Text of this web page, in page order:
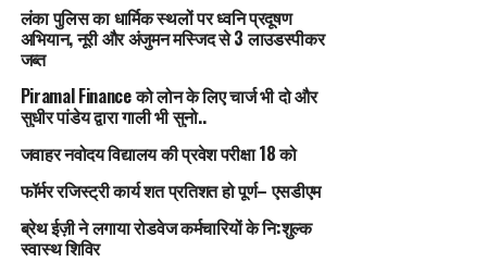
लंका पुलिस का धार्मिक स्थलों पर ध्वनि प्रदूषण
अभियान, नूरी और अंजुमन मस्जिद से 3 लाउडस्पीकर
जब्त
Piramal Finance को लोन के लिए चार्ज भी दो और
सुधीर पांडेय द्वारा गाली भी सुनो..
जवाहर नवोदय विद्यालय की प्रवेश परीक्षा 18 को
फॉर्मर रजिस्ट्री कार्य शत प्रतिशत हो पूर्ण– एसडीएम
ब्रेथ ईज़ी ने लगाया रोडवेज कर्मचारियों के नि:शुल्क
स्वास्थ शिविर